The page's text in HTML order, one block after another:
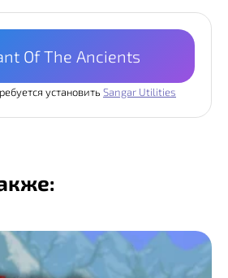
Of The Ancients
установить Sangar Utilities